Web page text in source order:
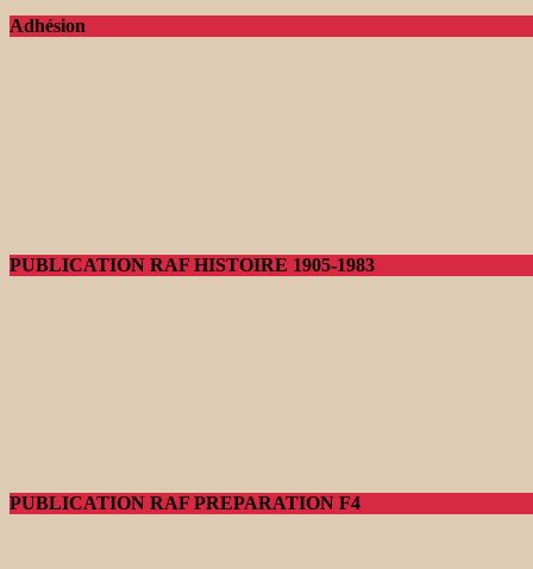
Adhésion
PUBLICATION RAF HISTOIRE 1905-1983
PUBLICATION RAF PREPARATION F4